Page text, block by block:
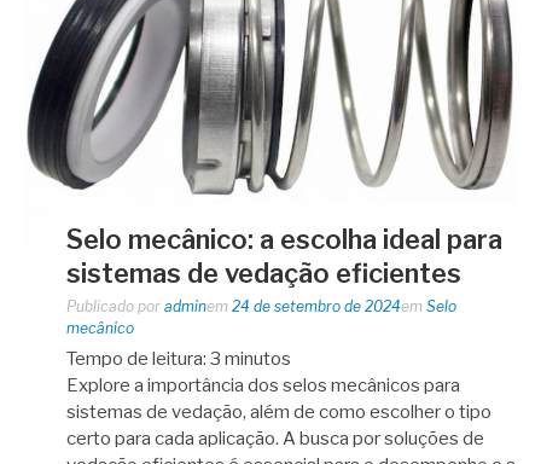
Selo mecânico: a escolha ideal para
sistemas de vedação eficientes
Publicado por adminem 24 de setembro de 2024em Selo
mecânico
Tempo de leitura: 3 minutos
Explore a importância dos selos mecânicos para
sistemas de vedação, além de como escolher o tipo
certo para cada aplicação. A busca por soluções de